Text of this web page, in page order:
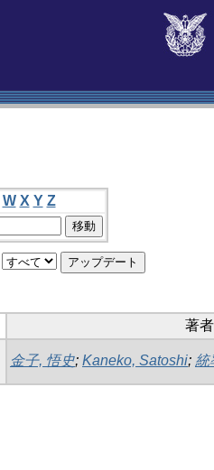
W X Y Z
著者
金子, 悟史; Kaneko, Satoshi; 統